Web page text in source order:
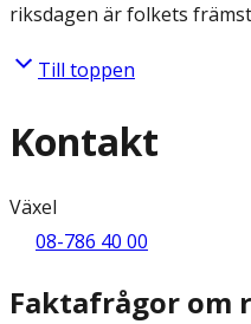
riksdagen är folkets
Till toppen
Kontakt
Växel
08-786 40 00
Faktafrågor om